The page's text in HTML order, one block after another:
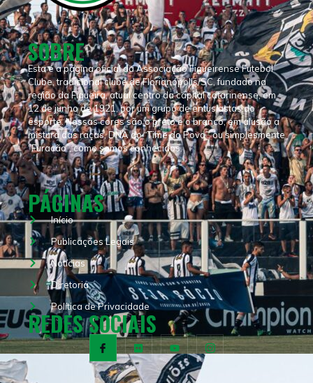
SOBRE
Esta é a página oficial da Associação Figueirense Futebol
Clube, tradicional clube de Florianópolis/SC, fundado na
região da Figueira, atual centro da capital catarinense, em
12 de junho de 1921, por um grupo de entusiastas do
esporte. Nossas cores são o preto e o branco, em alusão a
mistura das raças, DNA do “Time do Povo”, ou simplesmente
“Furacão”, como somos conhecidos.
PÁGINAS
Início
Publicações Legais
Notícias
Diretoria
Política de Privacidade
REDES SOCIAIS